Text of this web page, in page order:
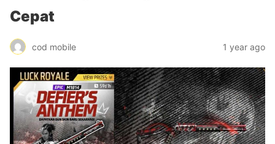
Cepat
cod mobile 1 year ago